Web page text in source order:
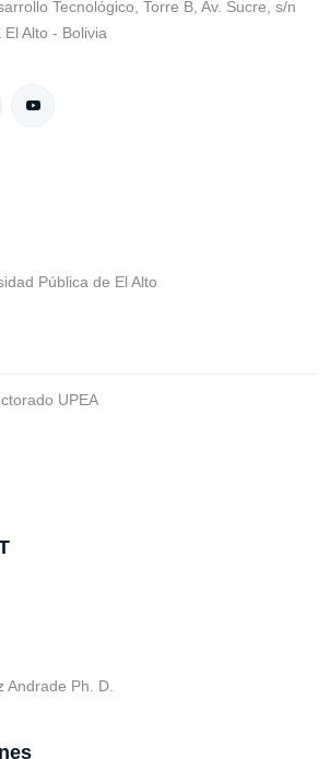
Tecnológico, Torre B, Av. Sucre, s/n
Alto - Bolivia
Pública de El Alto
UPEA
Andrade Ph. D.